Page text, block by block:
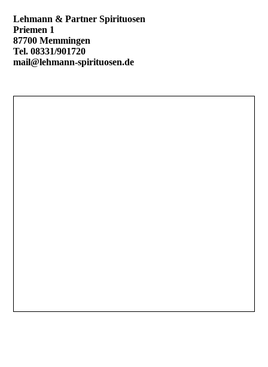
Lehmann & Partner Spirituosen
Priemen 1
87700 Memmingen
Tel. 08331/901720
mail@lehmann-spirituosen.de